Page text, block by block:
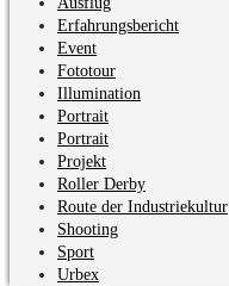
Erfahrungsbericht
Event
Fototour
Illumination
Portrait
Portrait
Projekt
Roller Derby
Route der Industriekultur
Shooting
Sport
Urbex